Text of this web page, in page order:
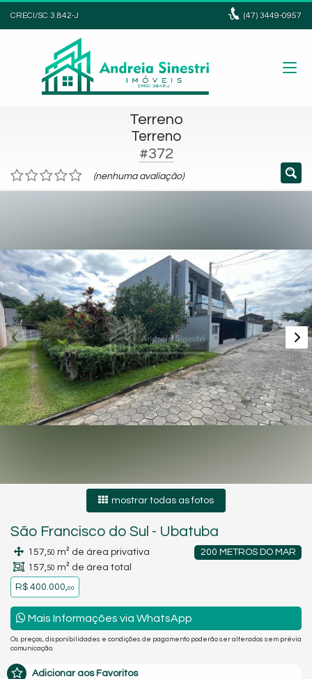
CRECI/SC 3.842-J (47)3449-0957
Terreno
Terreno
#372
(nenhuma avaliação)
mostrar todas as fotos
São Francisco do Sul - Ubatuba
200 METROS DO MAR
157,50 m² de área privativa
157,50 m² de área total
R$ 400.000,00
Mais Informações via WhatsApp
Os preços, disponibilidades e condições de pagamento poderão ser alterados sem prévia
comunicação.
Adicionar aos Favoritos